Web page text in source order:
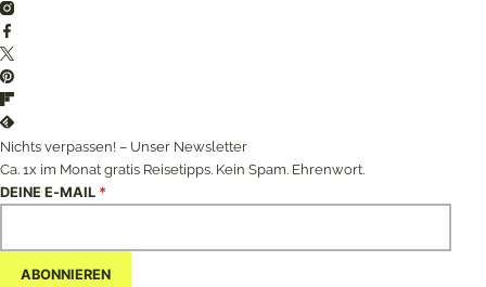
Instagram
Twitter
Pinterest
Flipboard
Feedly
Nichts verpassen! – Unser Newsletter
Ca. 1x im Monat gratis Reisetipps. Kein Spam. Ehrenwort.
DEINE E-MAIL *
ABONNIEREN